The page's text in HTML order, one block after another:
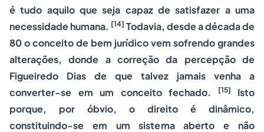
é tudo aquilo que seja capaz de satisfazer a uma
necessidade humana. [14] Todavia, desde a década de
80 o conceito de bem jurídico vem sofrendo grandes
alterações, donde a correção da percepção de
Figueiredo Dias de que talvez jamais venha a
converter-se em um conceito fechado.
[15]
Isto
porque, por óbvio, o direito é dinâmico,
constituindo-se em um sistema aberto e não